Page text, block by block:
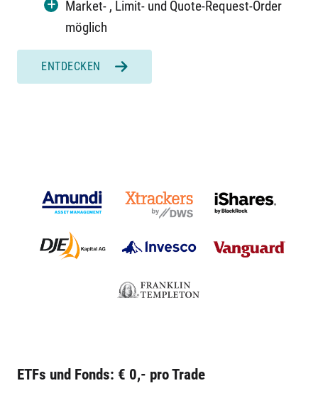
Market- , Limit- und Quote-Request-Order
möglich
ENTDECKEN
ETFs und Fonds: € 0,- pro Trade